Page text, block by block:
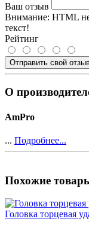
Ваш отзыв
Внимание: HTML
текст!
Рейтинг
Отправить свой
О
AmPro
... Подробнее...
Похожие
Головка торцевая